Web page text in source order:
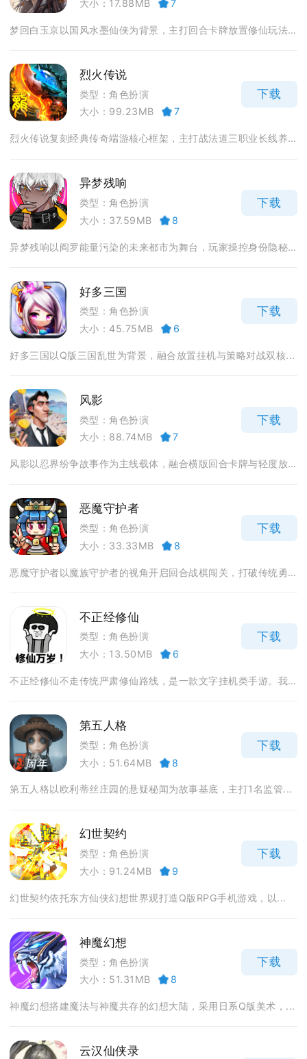
大小：17.88MB 7
梦回白玉京以国风水墨仙侠为背景，主打回合卡牌放置修仙玩法...
烈火传说
类型：角色扮演
大小：99.23MB
7
下载
烈火传说复刻经典传奇端游核心框架，主打战法道三职业长线养...
异梦残响
类型：角色扮演
大小：37.59MB
8
下载
异梦残响以阎罗能量污染的未来都市为舞台，玩家操控身份隐秘...
好多三国
类型：角色扮演
大小：45.75MB
6
下载
好多三国以Q版三国乱世为背景，融合放置挂机与策略对战双核...
风影
类型：角色扮演
大小：88.74MB
7
下载
风影以忍界纷争故事作为主线载体，融合横版回合卡牌与轻度放...
恶魔守护者
类型：角色扮演
大小：33.33MB
8
下载
恶魔守护者以魔族守护者的视角开启回合战棋闯关，打破传统勇...
不正经修仙
类型：角色扮演
大小：13.50MB
6
下载
不正经修仙不走传统严肃修仙路线，是一款文字挂机类手游。我...
第五人格
类型：角色扮演
大小：51.64MB
8
下载
第五人格以欧利蒂丝庄园的悬疑秘闻为故事基底，主打1名监管...
幻世契约
类型：角色扮演
大小：91.24MB
9
下载
幻世契约依托东方仙侠幻想世界观打造Q版RPG手机游戏，以...
神魔幻想
类型：角色扮演
大小：51.31MB
8
下载
神魔幻想搭建魔法与神魔共存的幻想大陆，采用日系Q版美术，...
云汉仙侠录